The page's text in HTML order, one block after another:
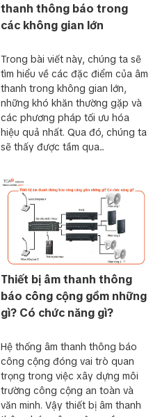
thanh thông báo trong
các không gian lớn
Trong bài viết này, chúng ta sẽ
tìm hiểu về các đặc điểm của âm
thanh trong không gian lớn,
những khó khăn thường gặp và
các phương pháp tối ưu hóa
hiệu quả nhất. Qua đó, chúng ta
sẽ thấy được tầm qua...
Thiết bị âm thanh thông
báo công cộng gồm những
gì? Có chức năng gì?
Hệ thống âm thanh thông báo
công cộng đóng vai trò quan
trọng trong việc xây dựng môi
trường công cộng an toàn và
văn minh. Vậy thiết bị âm thanh